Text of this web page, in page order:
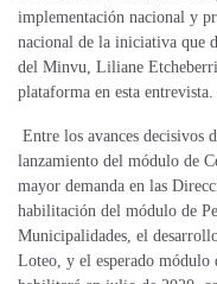
implementación nacional y
nacional de la iniciativa que
del Minvu, Liliane
plataforma en esta entrevista.
Entre los avances decisivos
lanzamiento del módulo de
mayor demanda en las
habilitación del módulo de
Municipalidades, el
Loteo, y el esperado módulo